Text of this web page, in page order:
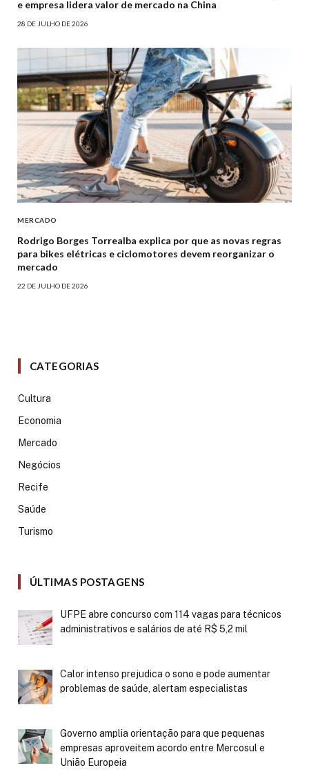
e empresa lidera valor de mercado na China
28 DE JULHO DE 2026
MERCADO
Rodrigo Borges Torrealba explica por que as novas regras
para bikes elétricas e ciclomotores devem reorganizar o
mercado
22 DE JULHO DE 2026
CATEGORIAS
Cultura
Economia
Mercado
Negócios
Recife
Saúde
Turismo
ÚLTIMAS POSTAGENS
UFPE abre concurso com 114 vagas para técnicos
administrativos e salários de até R$ 5,2 mil
Calor intenso prejudica o sono e pode aumentar
problemas de saúde, alertam especialistas
Governo amplia orientação para que pequenas
empresas aproveitem acordo entre Mercosul e
União Europeia